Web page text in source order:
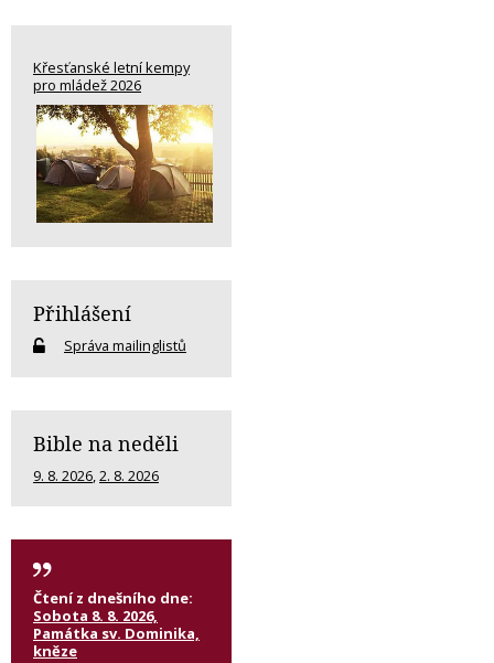
Křesťanské letní kempy
pro mládež 2026
Přihlášení
Správa mailinglistů
Bible na neděli
9. 8. 2026,2. 8. 2026
Čtení z dnešního dne:
Sobota 8. 8. 2026,
Památka sv. Dominika,
kněze